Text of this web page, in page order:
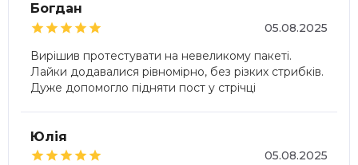
Богдан

05.08.2025
Вирішив протестувати на невеликому пакеті.
Лайки додавалися рівномірно, без різких стрибків.
Дуже допомогло підняти пост у стрічці
Юлія

05.08.2025